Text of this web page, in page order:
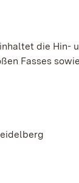
die Hin-
Fasses